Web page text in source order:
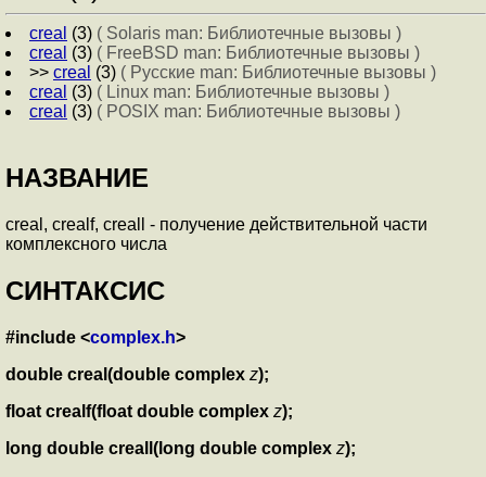
creal (3) ( Solaris man: Библиотечные вызовы )
creal (3) ( FreeBSD man: Библиотечные вызовы )
>> creal (3) ( Русские man: Библиотечные вызовы )
creal (3) ( Linux man: Библиотечные вызовы )
creal (3) ( POSIX man: Библиотечные вызовы )
НАЗВАНИЕ
creal, crealf, creall - получение действительной части
комплексного числа
СИНТАКСИС
#include <complex.h>
double creal(double complex z);
float crealf(float double complex z);
long double creall(long double complex z);